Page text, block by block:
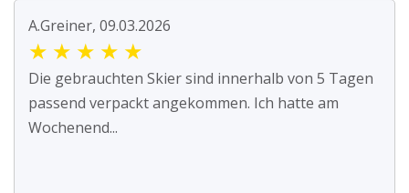
A.Greiner, 09.03.2026
★ ★ ★ ★ ★
Die gebrauchten Skier sind innerhalb von 5 Tagen
passend verpackt angekommen. Ich hatte am
Wochenend...